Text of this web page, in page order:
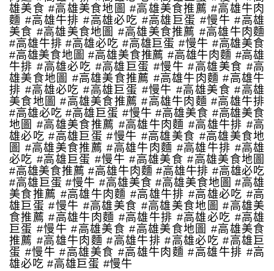
雄美食 #高雄美食地圖 #高雄美食推薦 #高雄牛肉
麵 #高雄牛排 #高雄必吃 #高雄巨蛋 #慢牛 #高雄
美食 #高雄美食地圖 #高雄美食推薦 #高雄牛肉麵
#高雄牛排 #高雄必吃 #高雄巨蛋 #慢牛 #高雄美食
#高雄美食地圖 #高雄美食推薦 #高雄牛肉麵 #高雄
牛排 #高雄必吃 #高雄巨蛋 #慢牛 #高雄美食 #高
雄美食地圖 #高雄美食推薦 #高雄牛肉麵 #高雄牛
排 #高雄必吃 #高雄巨蛋 #慢牛 #高雄美食 #高雄
美食地圖 #高雄美食推薦 #高雄牛肉麵 #高雄牛排
#高雄必吃 #高雄巨蛋 #慢牛 #高雄美食 #高雄美食
地圖 #高雄美食推薦 #高雄牛肉麵 #高雄牛排 #高
雄必吃 #高雄巨蛋 #慢牛 #高雄美食 #高雄美食地
圖 #高雄美食推薦 #高雄牛肉麵 #高雄牛排 #高雄
必吃 #高雄巨蛋 #慢牛 #高雄美食 #高雄美食地圖
#高雄美食推薦 #高雄牛肉麵 #高雄牛排 #高雄必吃
#高雄巨蛋 #慢牛 #高雄美食 #高雄美食地圖 #高雄
美食推薦 #高雄牛肉麵 #高雄牛排 #高雄必吃 #高
雄巨蛋 #慢牛 #高雄美食 #高雄美食地圖 #高雄美
食推薦 #高雄牛肉麵 #高雄牛排 #高雄必吃 #高雄
巨蛋 #慢牛 #高雄美食 #高雄美食地圖 #高雄美食
推薦 #高雄牛肉麵 #高雄牛排 #高雄必吃 #高雄巨
蛋 #慢牛 #高雄美食 #高雄牛肉麵 #高雄牛排 #高
雄必吃 #高雄巨蛋 #慢牛